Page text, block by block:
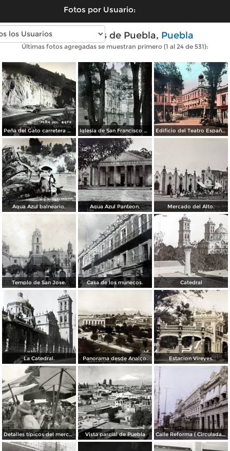
Fotos por Usuario:
Fotos antiguas de Puebla, Puebla
Últimas fotos agregadas se muestran primero (1 al 24 de 531):
Peña del Gato carretera Mexico-Puebla Iglesia de San Francisco por el Fotógrafo Hugo Brehme. Edificio del Teatro Español.
Agua Azul balneario. Agua Azul Panteon. Mercado del Alto.
Templo de San Jose. Casa de los munecos. Catedral
La Catedral. Panorama desde Analco. Estacion Vireyes.
Detalles típicos del mercado Vista parcial de Puebla Calle Reforma ( Circulada el 15 de Marzo de 1933 ).